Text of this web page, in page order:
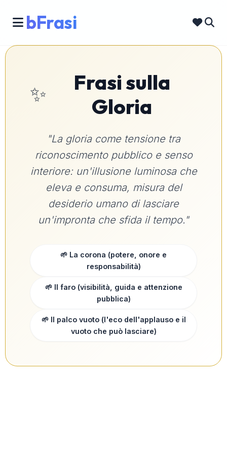
bFrasi
✨
Frasi sulla
Gloria
"La gloria come tensione tra
riconoscimento pubblico e senso
interiore: un'illusione luminosa che
eleva e consuma, misura del
desiderio umano di lasciare
un'impronta che sfida il tempo."
🌱 La corona (potere, onore e
responsabilità)
🌱 Il faro (visibilità, guida e attenzione
pubblica)
🌱 Il palco vuoto (l'eco dell'applauso e il
vuoto che può lasciare)